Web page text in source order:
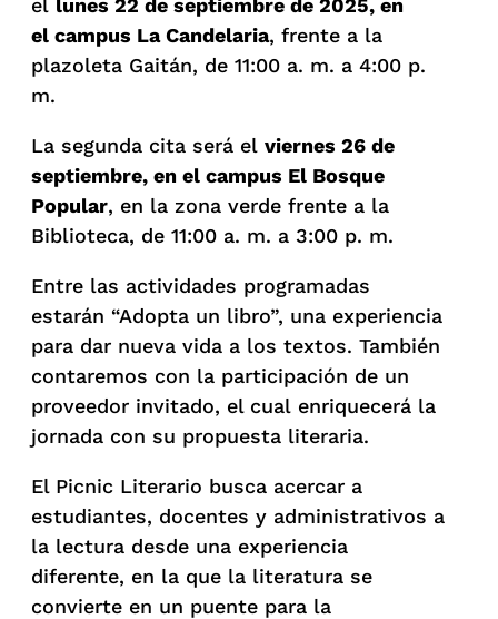
el lunes 22 de septiembre de 2025, en
el campus La Candelaria, frente a la
plazoleta Gaitán, de 11:00 a. m. a 4:00 p.
m.
La segunda cita será el viernes 26 de
septiembre, en el campus El Bosque
Popular, en la zona verde frente a la
Biblioteca, de 11:00 a. m. a 3:00 p. m.
Entre las actividades programadas
estarán “Adopta un libro”, una experiencia
para dar nueva vida a los textos. También
contaremos con la participación de un
proveedor invitado, el cual enriquecerá la
jornada con su propuesta literaria.
El Picnic Literario busca acercar a
estudiantes, docentes y administrativos a
la lectura desde una experiencia
diferente, en la que la literatura se
convierte en un puente para la